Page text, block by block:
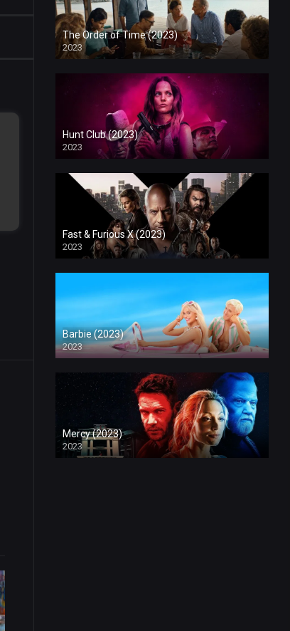
The Order of Time (2023)
2023
Hunt Club (2023)
2023
Fast & Furious X (2023)
2023
Barbie (2023)
2023
Mercy (2023)
2023